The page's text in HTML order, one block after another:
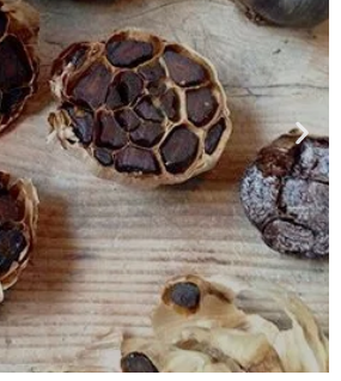
Commentaires
récents
Aucun commentaire à afficher.